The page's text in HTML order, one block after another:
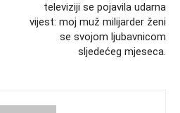
televiziji se pojavila udarna
vijest: moj muž milijarder ženi
se svojom ljubavnicom
sljedećeg mjeseca.